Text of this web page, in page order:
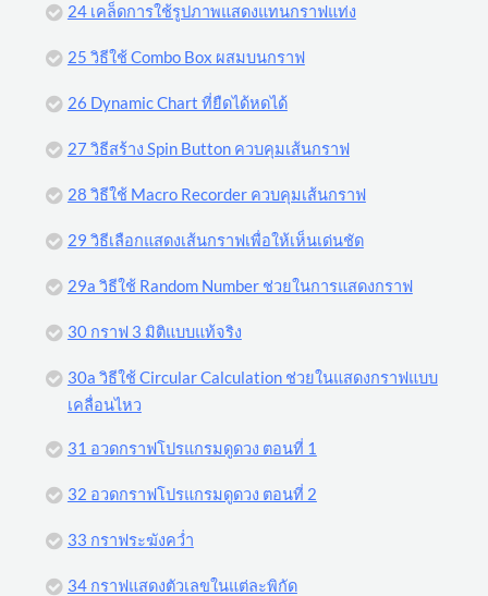
24 เคล็ดการใช้รูปภาพแสดงแทนกราฟแท่ง
25 วิธีใช้ Combo Box ผสมบนกราฟ
26 Dynamic Chart ที่ยืดได้หดได้
27 วิธีสร้าง Spin Button ควบคุมเส้นกราฟ
28 วิธีใช้ Macro Recorder ควบคุมเส้นกราฟ
29 วิธีเลือกแสดงเส้นกราฟเพื่อให้เห็นเด่นชัด
29a วิธีใช้ Random Number ช่วยในการแสดงกราฟ
30 กราฟ 3 มิติแบบแท้จริง
30a วิธีใช้ Circular Calculation ช่วยในแสดงกราฟแบบ
เคลื่อนไหว
31 อวดกราฟโปรแกรมดูดวง ตอนที่ 1
32 อวดกราฟโปรแกรมดูดวง ตอนที่ 2
33 กราฟระฆังคว่ำ
34 กราฟแสดงตัวเลขในแต่ละพิกัด